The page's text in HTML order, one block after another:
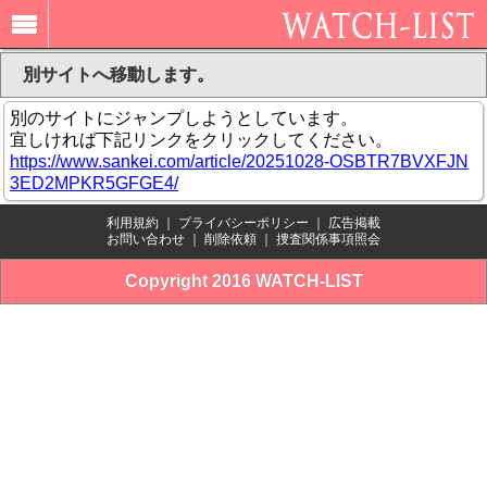
別サイトへ移動します。
別のサイトにジャンプしようとしています。
宜しければ下記リンクをクリックしてください。
https://www.sankei.com/article/20251028-OSBTR7BVXFJN
3ED2MPKR5GFGE4/
利用規約 プライバシーポリシー
広告掲載
お問い合わせ
削除依頼 捜査関係事項照会
Copyright 2016 WATCH-LIST